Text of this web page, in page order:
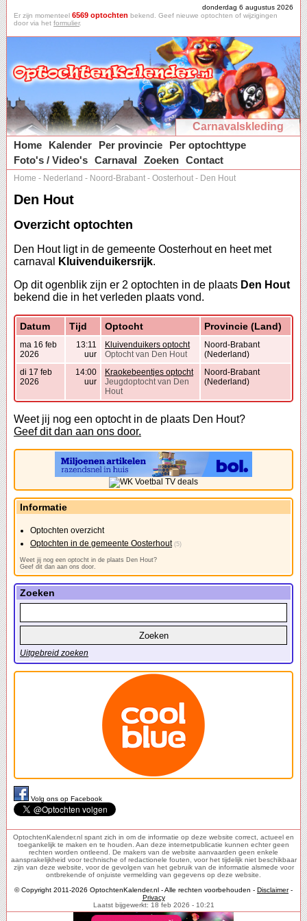
donderdag 6 augustus 2026
Er zijn momenteel 6569 optochten bekend. Geef nieuwe optochten of wijzigingen
door via het formulier.
Carnavalskleding
Home
Kalender Per provincie
Per optochttype
Foto's / Video's Carnaval Zoeken Contact
Home - Nederland - Noord-Brabant - Oosterhout - Den Hout
Den Hout
Overzicht optochten
Den Hout ligt in de gemeente Oosterhout en heet met
carnaval
Kluivenduikersrijk.
Op dit ogenblik zijn er 2 optochten in de plaats Den Hout
bekend die in het verleden plaats vond.
Datum Tijd Optocht Provincie (Land)
ma 16 feb
2026
13:11
uur
Kluivenduikers optocht
Optocht van Den Hout
Noord-Brabant
(Nederland)
di 17 feb
2026
14:00
uur
Kraokebeentjes optocht
Jeugdoptocht van Den
Hout
Noord-Brabant
(Nederland)
Weet jij nog een optocht in de plaats Den Hout?
Geef dit dan aan ons door.
Informatie
Optochten overzicht
Optochten in de gemeente Oosterhout (5)
Weet jij nog een optocht in de plaats Den Hout?
Geef dit dan aan ons door.
Zoeken
Uitgebreid zoeken
Volg ons op Facebook
OptochtenKalender.nl spant zich in om de informatie op deze website correct, actueel en
toegankelijk te maken en te houden. Aan deze internetpublicatie kunnen echter geen
rechten worden ontleend. De makers van de website aanvaarden geen enkele
aansprakelijkheid voor technische of redactionele fouten, voor het tijdelijk niet beschikbaar
zijn van deze website, voor de gevolgen van het gebruik van de informatie alsmede voor
ontbrekende of onjuiste vermelding van gegevens op deze website.
© Copyright 2011-2026 OptochtenKalender.nl - Alle rechten voorbehouden - Disclaimer-
Privacy
Laatst bijgewerkt: 18 feb 2026 - 10:21